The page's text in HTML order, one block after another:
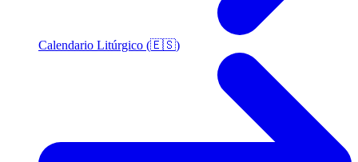
Calendario Litúrgico (🇪🇸)